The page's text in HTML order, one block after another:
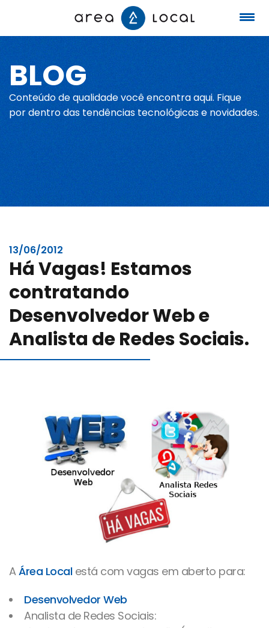
Início
Fale conosco
Portfólio
Sobre nós
Blog
Canal de comunicação
BLOG
Conteúdo de qualidade você encontra aqui. Fique
por dentro das tendências tecnológicas e novidades.
13/06/2012
Há Vagas! Estamos
contratando
Desenvolvedor Web e
Analista de Redes Sociais.
AÁrea Local está com vagas em aberto para:
Desenvolvedor Web
Analista de Redes Sociais: